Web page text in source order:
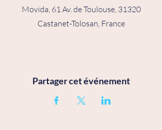
Movida, 61 Av. de Toulouse, 31320
Castanet-Tolosan, France
Partager cet événement